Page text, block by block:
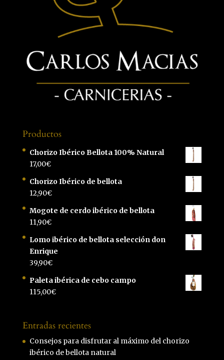
Productos
Chorizo Ibérico Bellota 100% Natural
17,00€
Chorizo Ibérico de bellota
12,90€
Mogote de cerdo ibérico de bellota
11,90€
Lomo ibérico de bellota selección don
Enrique
39,90€
Paleta ibérica de cebo campo
115,00€
Entradas recientes
Consejos para disfrutar al máximo del chorizo
ibérico de bellota natural